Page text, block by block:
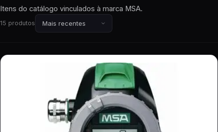
Itens do catálogo vinculados à marca MSA.
15 produtos